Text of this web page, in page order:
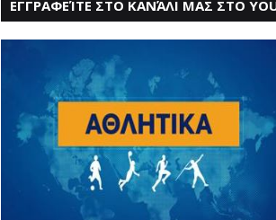
ΕΓΓΡΑΦΕΊΤΕ ΣΤΟ ΚΑΝΆΛΙ ΜΑΣ ΣΤΟ